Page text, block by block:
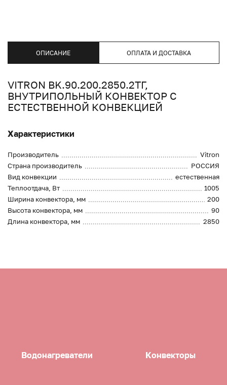
ОПИСАНИЕ ОПЛАТА И ДОСТАВКА
VITRON BK.90.200.2850.2ТГ,
ВНУТРИПОЛЬНЫЙ КОНВЕКТОР С
ЕСТЕСТВЕННОЙ КОНВЕКЦИЕЙ
Характеристики
Производитель
Vitron
Страна производитель
РОССИЯ
Вид конвекции
естественная
Теплоотдача, Вт
1005
Ширина конвектора, мм
200
Высота конвектора, мм
90
Длина конвектора, мм
2850
Водонагреватели Конвекторы